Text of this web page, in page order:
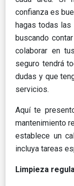
confianza es
hagas todas las
buscando
colaborar en
seguro tendrá
dudas y que
servicios.
Aquí te
mantenimiento
establece un
incluya tareas
Limpieza